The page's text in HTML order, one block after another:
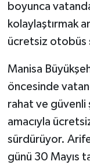
boyunca
kolaylaştırmak
ücretsiz otobüs
Manisa
öncesinde
rahat ve
amacıyla
sürdürüyor.
günü 30 Mayıs